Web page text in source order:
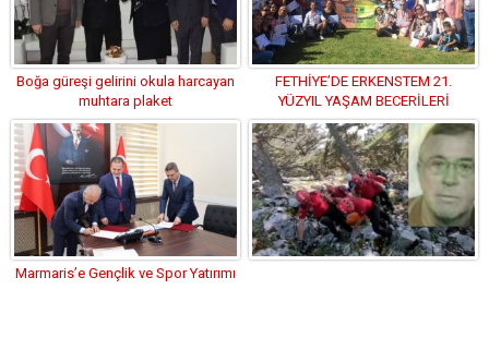
Boğa güreşi gelirini okula harcayan
muhtara plaket
FETHİYE’DE ERKENSTEM 21.
YÜZYIL YAŞAM BECERİLERİ
ÇALIŞTAYI
Marmaris’e Gençlik ve Spor Yatırımı